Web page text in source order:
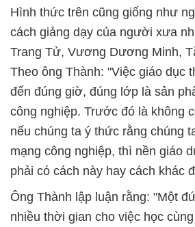
Hình thức trên cũng giống như
cách giảng dạy của người xưa
Trang Tử, Vương Dương Minh,
Theo ông Thành: "Việc giáo dục
đến đúng giờ, đúng lớp là sản
công nghiệp. Trước đó là không
nếu chúng ta ý thức rằng chúng
mạng công nghiệp, thì nền giáo
phải có cách này hay cách khác
Ông Thành lập luận rằng: "Một
nhiều thời gian cho việc học